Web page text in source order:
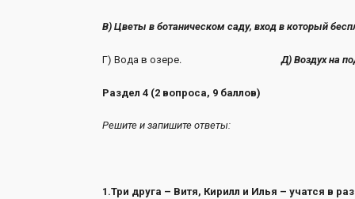
В) Цветы в ботаническом саду, вход в который
Г) Вода в озере.Д) Воздух на
Раздел 4 (2 вопроса, 9 баллов)
Решите и запишите ответы:
1.Три друга – Витя, Кирилл и Илья – учатся в